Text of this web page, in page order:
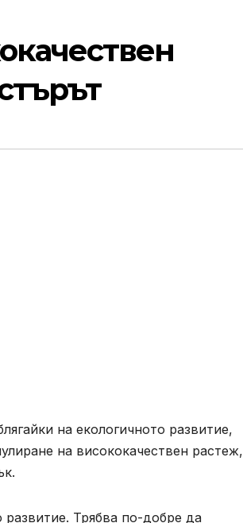
на екологичното развитие,
на висококачествен растеж,
развитие. Трябва по-добре да